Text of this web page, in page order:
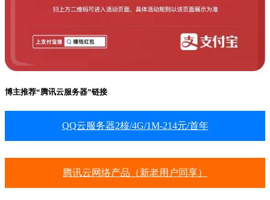
博主推荐“腾讯云服务器”链接
QQ云服务器2核/4G/1M-214元/首年
腾讯云网络产品（新老用户同享）